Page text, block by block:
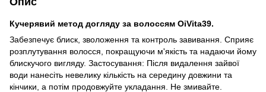
Кучерявий метод догляду за волоссям OiVita39.
Забезпечує блиск, зволоження та контроль завивання. Сприяє
розплутування волосся, покращуючи м'якість та надаючи йому
блискучого вигляду. Застосування: Після видалення зайвої
води нанесіть невелику кількість на середину довжини та
кінчики, а потім продовжуйте укладання. Не змивайте.